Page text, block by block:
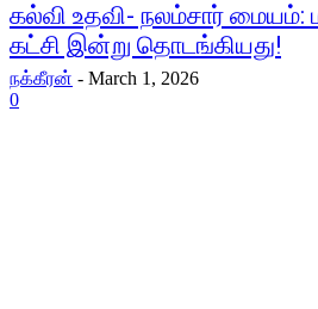
கல்வி உதவி- நலம்சார்
கட்சி இன்று தொடங்கியது!
நக்கீரன் - March 1, 2026
0